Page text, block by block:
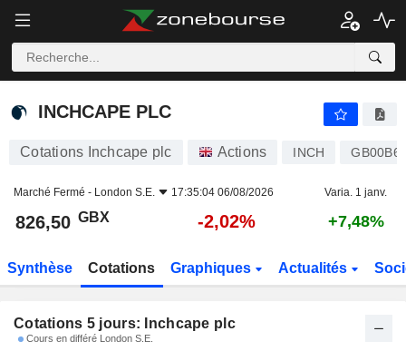
INCHCAPE PLC 826,50
INCHCAPE PLC
Cotations Inchcape plc Actions INCH
Marché Fermé - London S.E. 17:35:04 06/08/2026 Varia. 1 janv.
826,50 GBX -2,02% +7,48%
Synthèse Cotations Graphiques Actualités
Cotations 5 jours: Inchcape plc
Cours en différé London S.E.